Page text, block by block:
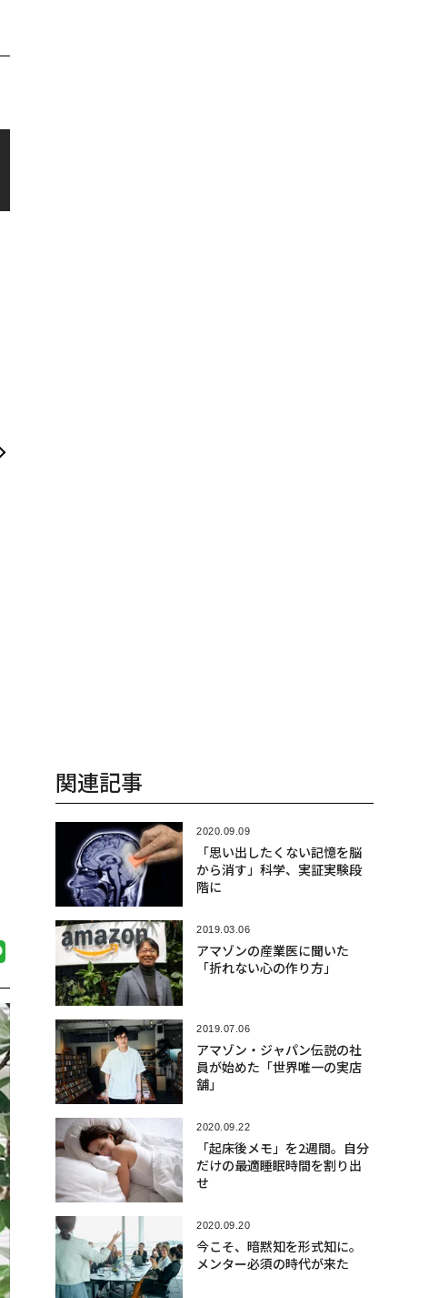
R」の哲学
関連記事
2020.09.09
「思い出したくない記憶を脳
から消す」科学、実証実験段
階に
2019.03.06
アマゾンの産業医に聞いた
「折れない心の作り方」
2019.07.06
アマゾン・ジャパン伝説の社
員が始めた「世界唯一の実店
舗」
2020.09.22
「起床後メモ」を2週間。自分
だけの最適睡眠時間を割り出
せ
2020.09.20
今こそ、暗黙知を形式知に。
メンター必須の時代が来た